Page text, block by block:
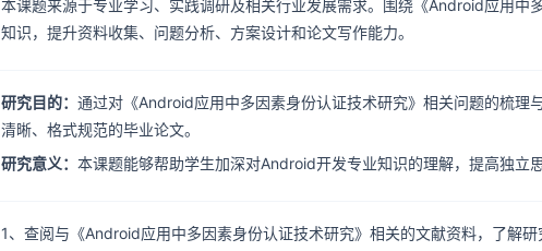
本课题来源于专业学习、实践调研及相关行业发展需求。围绕《Android应用
知识，提升资料收集、问题分析、方案设计和论文写作能力。
研究目的： 通过对《Android应用中多因素身份认证技术研究》相关问题的梳
清晰、格式规范的毕业论文。
研究意义： 本课题能够帮助学生加深对Android开发专业知识的理解，提高独立
1、查阅与《Android应用中多因素身份认证技术研究》相关的文献资料，了解研